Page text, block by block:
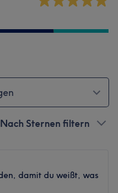
Nach Sternen filtern
damit du weißt, was